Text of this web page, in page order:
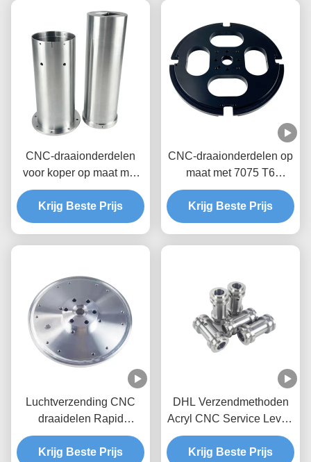
CNC-draaionderdelen
voor koper op maat met
OEM/ODM-diensten
Krijg Beste Prijs
CNC-draaionderdelen op
maat met 7075 T6
aluminium en tolerantie
+/- 0,01-0,005 mm voor
metalen
Krijg Beste Prijs
Luchtverzending CNC
draaidelen Rapid
Prototyping CNC-
onderdelen Bewerking
Krijg Beste Prijs
DHL Verzendmethoden
Acryl CNC Service Levert
Nauwkeurig Snijden en
Graveren Voorbeeld Moet
Krijg Beste Prijs